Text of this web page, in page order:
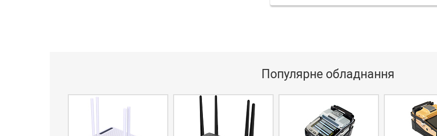
Популярне обладнання